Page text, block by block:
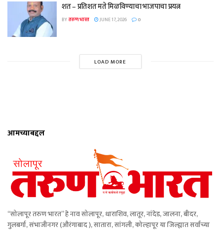
शत – प्रतिशत मते मिळविण्याचा भाजपाचा प्रयत्न
BYतरुण भारत JUNE 17, 2026 0
LOAD MORE
आमच्याबद्दल
“सोलापूर तरुण भारत” हे नाव सोलापूर, धाराशिव, लातूर, नांदेड, जालना, बीदर,
गुलबर्गा, संभाजीनगर (औरंगाबाद ), सातारा, सांगली, कोल्हापूर या जिल्ह्यात सर्वांच्या